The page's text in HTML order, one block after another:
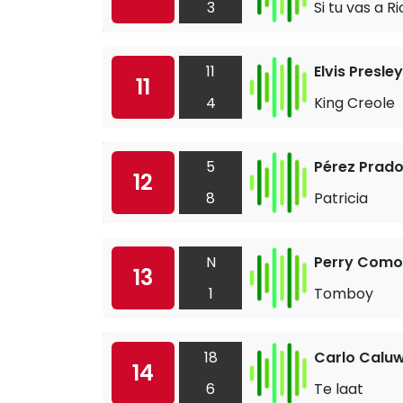
3
Si tu vas a
11
11
4
Elvis Presley
King Creole
12
5
8
Pérez Prado
Patricia
13
N
1
Perry Como
Tomboy
14
18
6
Carlo
Te laat